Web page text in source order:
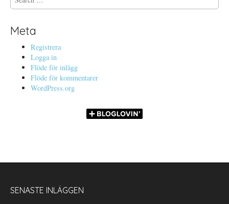
r
cMeta
Registrera
Logga in
Flöde för inlägg
Flöde för kommentarer
WordPress.org
SENASTE INLÄGGEN